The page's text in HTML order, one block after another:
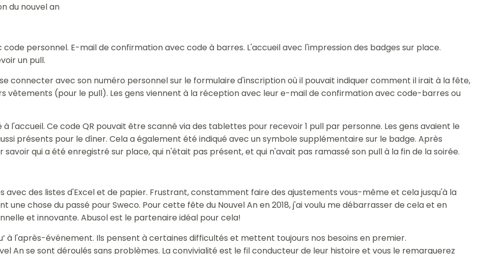
du nouvel an
personnel. E-mail de confirmation avec code à barres. L'accueil avec l'impression des badges sur place.
un pull.
connecter avec son numéro personnel sur le formulaire d'inscription où il pouvait indiquer comment il irait à la fête,
vêtements (pour le pull). Les gens viennent à la réception avec leur e-mail de confirmation avec code-barres ou
l'accueil. Ce code QR pouvait être scanné via des tablettes pour recevoir 1 pull par personne. Les gens avaient le
présents pour le dîner. Cela a également été indiqué avec un symbole supplémentaire sur le badge. Après
qui a été enregistré sur place, qui n'était pas présent, et qui n'avait pas ramassé son pull à la fin de la soirée.
avec des listes d'Excel et de papier. Frustrant, constamment faire des ajustements vous-même et cela jusqu'à la
une chose du passé pour Sweco. Pour cette fête du Nouvel An en 2018, j'ai voulu me débarrasser de cela et en
et innovante. Abusol est le partenaire idéal pour cela!
à l'après-événement. Ils pensent à certaines difficultés et mettent toujours nos besoins en premier.
An se sont déroulés sans problèmes. La convivialité est le fil conducteur de leur histoire et vous le remarquerez